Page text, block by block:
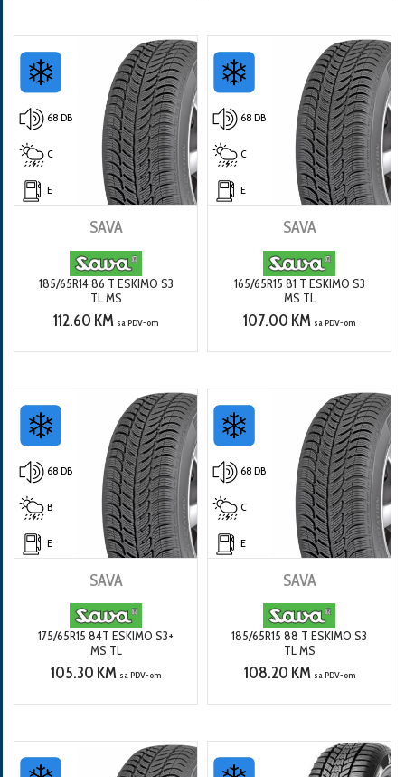
68 DB
C
E
SAVA
185/65R14 86 T ESKIMO S3
TL MS
112.60 KM sa PDV-om
68 DB
C
E
SAVA
165/65R15 81 T ESKIMO S3
MS TL
107.00 KM sa PDV-om
68 DB
B
E
SAVA
175/65R15 84T ESKIMO S3+
MS TL
105.30 KM sa PDV-om
68 DB
C
E
SAVA
185/65R15 88 T ESKIMO S3
TL MS
108.20 KM sa PDV-om